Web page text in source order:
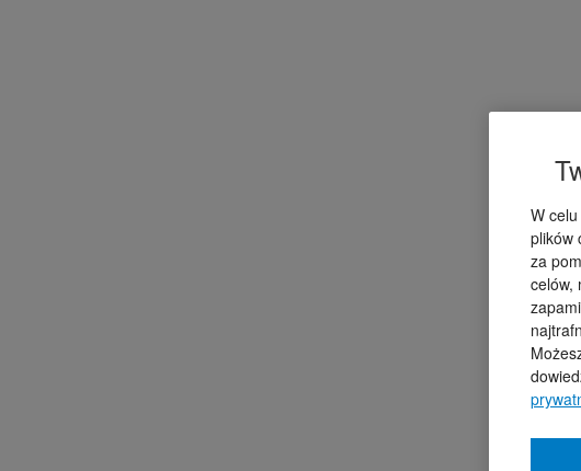
W
plików
za
celów,